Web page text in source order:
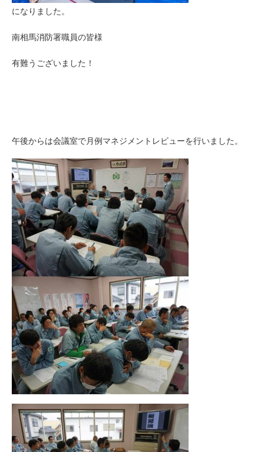
になりました。
南相馬消防署職員の皆様
有難うございました！
午後からは会議室で月例マネジメントレビューを行いました。